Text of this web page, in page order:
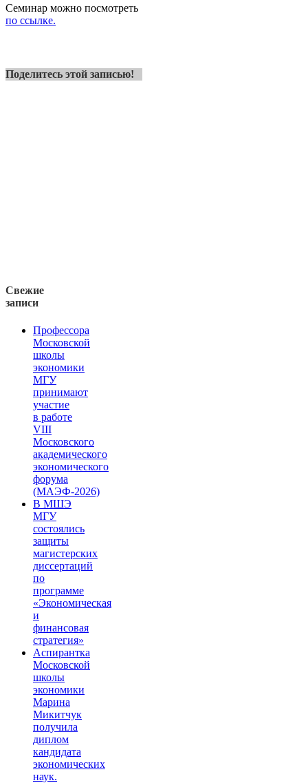
Семинар можно посмотреть
по ссылке.
Поделитесь этой записью!
Свежие
записи
Профессора
Московской
школы
экономики
МГУ
принимают
участие
в работе
VIII
Московского
академического
экономического
форума
(МАЭФ-2026)
В МШЭ
МГУ
состоялись
защиты
магистерских
диссертаций
по
программе
«Экономическая
и
финансовая
стратегия»
Аспирантка
Московской
школы
экономики
Марина
Микитчук
получила
диплом
кандидата
экономических
наук.